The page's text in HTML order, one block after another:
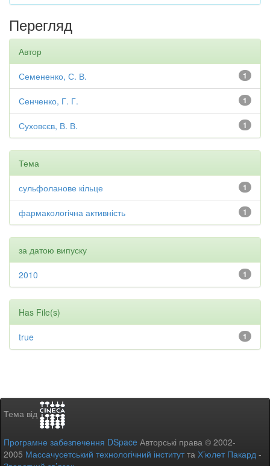
Перегляд
Автор
1
Семененко, С. В.
1
Сенченко, Г. Г.
1
Суховєєв, В. В.
Тема
1
сульфоланове кільце
1
фармакологічна активність
за датою випуску
1
2010
Has File(s)
1
true
Тема від
Програмне забезпечення DSpace Авторські права © 2002-
2005 Массачусетський технологічний інститутта Х’юлет Пакард -